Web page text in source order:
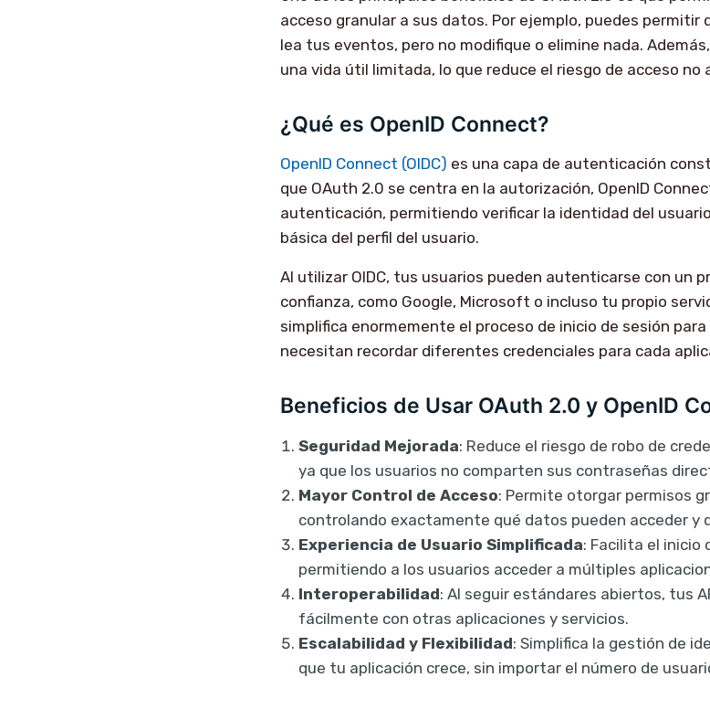
acceso granular a sus datos. Por ejemplo, puedes permitir
lea tus eventos, pero no modifique o elimine nada.
una vida útil limitada, lo que reduce el riesgo de acceso no
¿Qué es OpenID Connect?
OpenID Connect (OIDC) es una capa de autenticación
que OAuth 2.0 se centra en la autorización, OpenID
autenticación, permitiendo verificar la identidad del
básica del perfil del usuario.
Al utilizar OIDC, tus usuarios pueden autenticarse con un
confianza, como Google, Microsoft o incluso tu propio
simplifica enormemente el proceso de inicio de sesión
necesitan recordar diferentes credenciales para cada
Beneficios de Usar OAuth 2.0 y OpenID
Seguridad Mejorada: Reduce el riesgo de robo de
ya que los usuarios no comparten sus contraseñas
Mayor Control de Acceso: Permite otorgar permisos
controlando exactamente qué datos pueden acceder y
Experiencia de Usuario Simplificada: Facilita el inicio
permitiendo a los usuarios acceder a múltiples
Interoperabilidad: Al seguir estándares abiertos, tus
fácilmente con otras aplicaciones y servicios.
Escalabilidad y Flexibilidad: Simplifica la gestión de
que tu aplicación crece, sin importar el número de